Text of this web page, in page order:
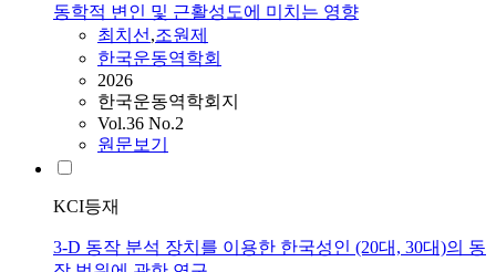
동학적 변인 및 근활성도에 미치는 영향
최치선,조원제
한국운동역학회
2026
한국운동역학회지
Vol.36 No.2
원문보기
KCI등재
3-D 동작 분석 장치를 이용한 한국성인 (20대, 30대)의 동